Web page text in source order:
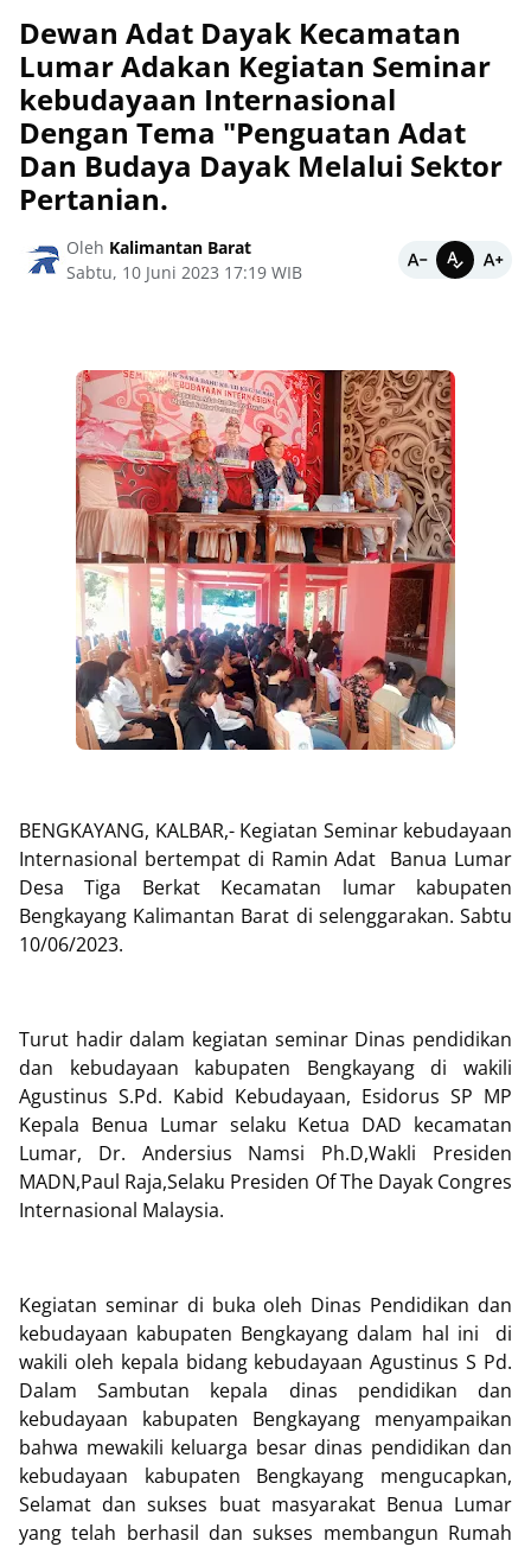
Dewan Adat Dayak Kecamatan
Lumar Adakan Kegiatan Seminar
kebudayaan Internasional
Dengan Tema "Penguatan Adat
Dan Budaya Dayak Melalui Sektor
Pertanian.
Oleh Kalimantan Barat
Sabtu, 10 Juni 2023 17:19 WIB
BENGKAYANG, KALBAR,- Kegiatan Seminar kebudayaan
Internasional bertempat di Ramin Adat Banua Lumar
Desa Tiga Berkat Kecamatan lumar kabupaten
Bengkayang Kalimantan Barat di selenggarakan. Sabtu
10/06/2023.
Turut hadir dalam kegiatan seminar Dinas pendidikan
dan kebudayaan kabupaten Bengkayang di wakili
Agustinus S.Pd. Kabid Kebudayaan, Esidorus SP MP
Kepala Benua Lumar selaku Ketua DAD kecamatan
Lumar, Dr. Andersius Namsi Ph.D,Wakli Presiden
MADN,Paul Raja,Selaku Presiden Of The Dayak Congres
Internasional Malaysia.
Kegiatan seminar di buka oleh Dinas Pendidikan dan
kebudayaan kabupaten Bengkayang dalam hal ini di
wakili oleh kepala bidang kebudayaan Agustinus S Pd.
Dalam Sambutan kepala dinas pendidikan dan
kebudayaan kabupaten Bengkayang menyampaikan
bahwa mewakili keluarga besar dinas pendidikan dan
kebudayaan kabupaten Bengkayang mengucapkan,
Selamat dan sukses buat masyarakat Benua Lumar
yang telah berhasil dan sukses membangun Rumah